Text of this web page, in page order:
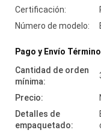
Certificación:
Número de modelo:
Pago y Envío
Cantidad de orden
mínima:
Precio:
Detalles de
empaquetado: